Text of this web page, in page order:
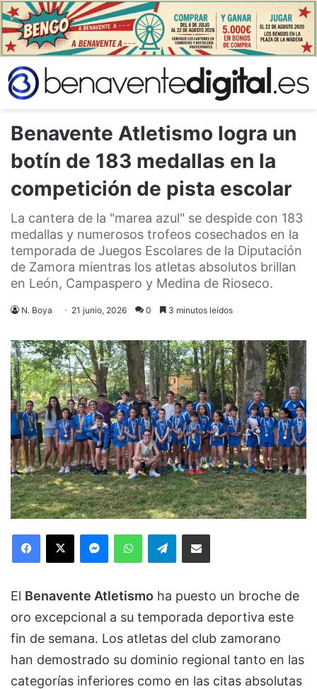
Benavente Atletismo logra un
botín de 183 medallas en la
competición de pista escolar
La cantera de la "marea azul" se despide con 183
medallas y numerosos trofeos cosechados en la
temporada de Juegos Escolares de la Diputación
de Zamora mientras los atletas absolutos brillan
en León, Campaspero y Medina de Rioseco.
N. Boya 21 junio, 2026 0 3 minutos leídos
Facebook
X MessengerWhatsAppTelegramCompartir via Email
El Benavente Atletismo ha puesto un broche de
oro excepcional a su temporada deportiva este
fin de semana. Los atletas del club zamorano
han demostrado su dominio regional tanto en las
categorías inferiores como en las citas absolutas